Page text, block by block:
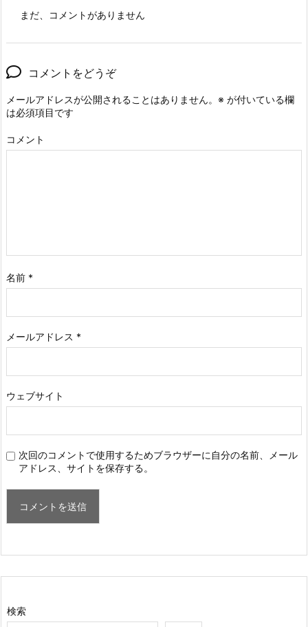
まだ、コメントがありません
コメントをどうぞ
メールアドレスが公開されることはありません。 ※ が付いている欄
は必須項目です
コメント
名前 *
メールアドレス *
ウェブサイト
次回のコメントで使用するためブラウザーに自分の名前、メール
アドレス、サイトを保存する。
検索